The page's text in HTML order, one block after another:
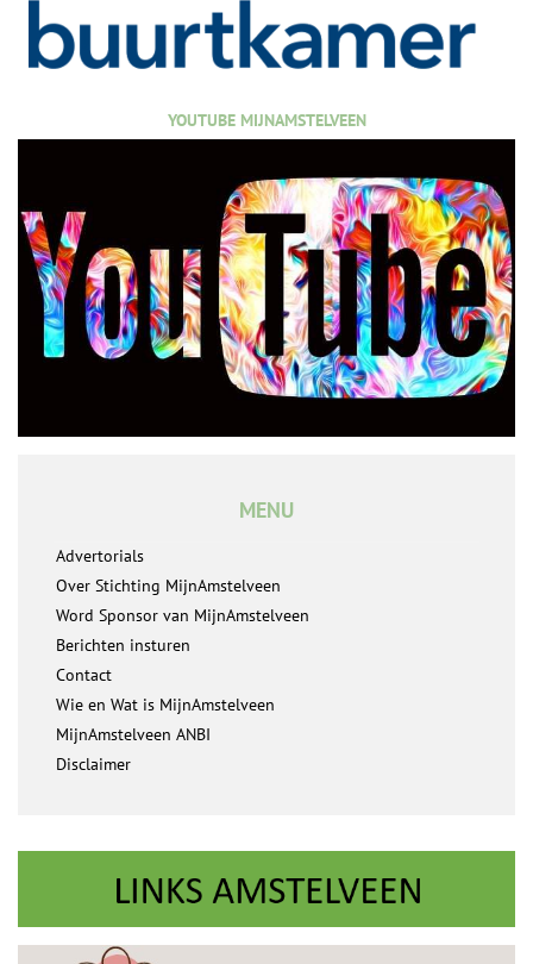
YOUTUBE MIJNAMSTELVEEN
MENU
Advertorials
Over Stichting MijnAmstelveen
Word Sponsor van MijnAmstelveen
Berichten insturen
Contact
Wie en Wat is MijnAmstelveen
MijnAmstelveen ANBI
Disclaimer